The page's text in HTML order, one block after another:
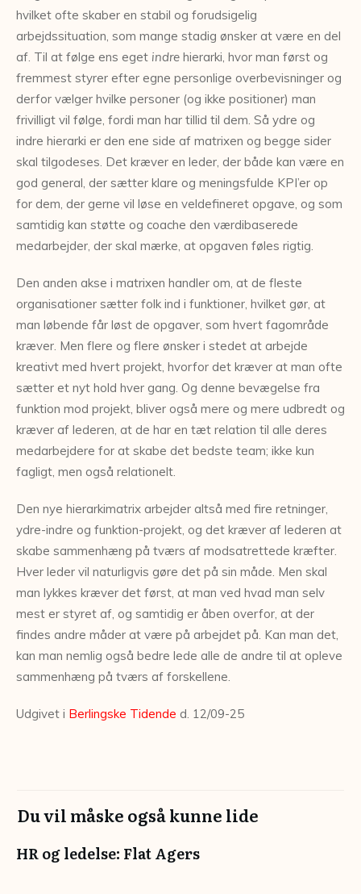
hvilket ofte skaber en stabil og forudsigelig
arbejdssituation, som mange stadig ønsker at være en del
af. Til at følge ens eget indre hierarki, hvor man først og
fremmest styrer efter egne personlige overbevisninger og
derfor vælger hvilke personer (og ikke positioner) man
frivilligt vil følge, fordi man har tillid til dem. Så ydre og
indre hierarki er den ene side af matrixen og begge sider
skal tilgodeses. Det kræver en leder, der både kan være en
god general, der sætter klare og meningsfulde KPI’er op
for dem, der gerne vil løse en veldefineret opgave, og som
samtidig kan støtte og coache den værdibaserede
medarbejder, der skal mærke, at opgaven føles rigtig.
Den anden akse i matrixen handler om, at de fleste
organisationer sætter folk ind i funktioner, hvilket gør, at
man løbende får løst de opgaver, som hvert fagområde
kræver. Men flere og flere ønsker i stedet at arbejde
kreativt med hvert projekt, hvorfor det kræver at man ofte
sætter et nyt hold hver gang. Og denne bevægelse fra
funktion mod projekt, bliver også mere og mere udbredt og
kræver af lederen, at de har en tæt relation til alle deres
medarbejdere for at skabe det bedste team; ikke kun
fagligt, men også relationelt.
Den nye hierarkimatrix arbejder altså med fire retninger,
ydre-indre og funktion-projekt, og det kræver af lederen at
skabe sammenhæng på tværs af modsatrettede kræfter.
Hver leder vil naturligvis gøre det på sin måde. Men skal
man lykkes kræver det først, at man ved hvad man selv
mest er styret af, og samtidig er åben overfor, at der
findes andre måder at være på arbejdet på. Kan man det,
kan man nemlig også bedre lede alle de andre til at opleve
sammenhæng på tværs af forskellene.
Udgivet i Berlingske Tidende d. 12/09-25
Du vil måske også kunne lide
HR og ledelse: Flat Agers